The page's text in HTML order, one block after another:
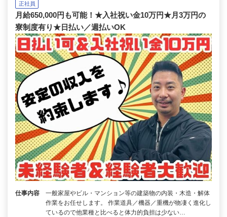
正社員
月給650,000円も可能！★入社祝い金10万円★月3万円の
寮制度有り★日払い／週払いOK
仕事内容
一般家屋やビル・マンション等の建築物の内装・木造・解体
作業をお任せします。 作業道具／機器／重機が物凄く進化し
ているので他業種と比べると体力的負担は少ない…